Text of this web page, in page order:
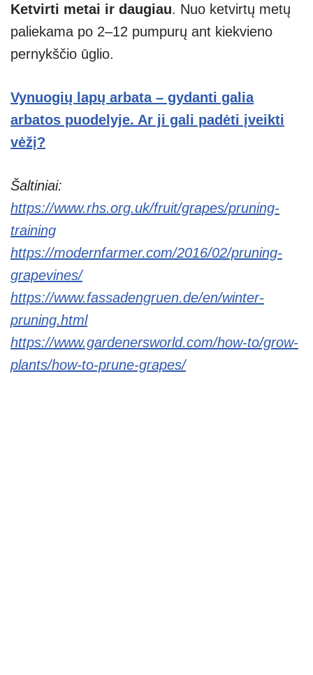
Ketvirti metai ir daugiau. Nuo ketvirtų metų
paliekama po 2–12 pumpurų ant kiekvieno
pernykščio ūglio.
Vynuogių lapų arbata – gydanti galia
arbatos puodelyje. Ar ji gali padėti įveikti
vėžį?
Šaltiniai:
https://www.rhs.org.uk/fruit/grapes/pruning-
training
https://modernfarmer.com/2016/02/pruning-
grapevines/
https://www.fassadengruen.de/en/winter-
pruning.html
https://www.gardenersworld.com/how-to/grow-
plants/how-to-prune-grapes/